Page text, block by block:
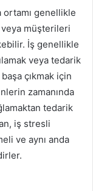
ortamı genellikle
müşterileri
İş genellikle
veya tedarik
çıkmak için
zamanında
tedarik
iş stresli
ve aynı anda